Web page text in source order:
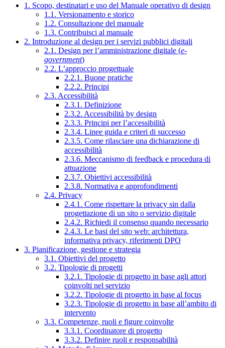
1. Scopo, destinatari e uso del Manuale operativo di design
1.1. Versionamento e storico
1.2. Consultazione del manuale
1.3. Contribuisci al manuale
2. Introduzione al design per i servizi pubblici digitali
2.1. Design per l’amministrazione digitale (e-
government)
2.2. L’approccio progettuale
2.2.1. Buone pratiche
2.2.2. Principi
2.3. Accessibilità
2.3.1. Definizione
2.3.2. Accessibilità by design
2.3.3. Principi per l’accessibilità
2.3.4. Linee guida e criteri di successo
2.3.5. Come rilasciare una dichiarazione di
accessibilità
2.3.6. Meccanismo di feedback e procedura di
attuazione
2.3.7. Obiettivi accessibilità
2.3.8. Normativa e approfondimenti
2.4. Privacy
2.4.1. Come rispettare la privacy sin dalla
progettazione di un sito o servizio digitale
2.4.2. Richiedi il consenso quando necessario
2.4.3. Le basi del sito web: architettura,
informativa privacy, riferimenti DPO
3. Pianificazione, gestione e strategia
3.1. Obiettivi del progetto
3.2. Tipologie di progetti
3.2.1. Tipologie di progetto in base agli attori
coinvolti nel servizio
3.2.2. Tipologie di progetto in base al focus
3.2.3. Tipologie di progetto in base all’ambito di
intervento
3.3. Competenze, ruoli e figure coinvolte
3.3.1. Coordinatore di progetto
3.3.2. Definire ruoli e responsabilità